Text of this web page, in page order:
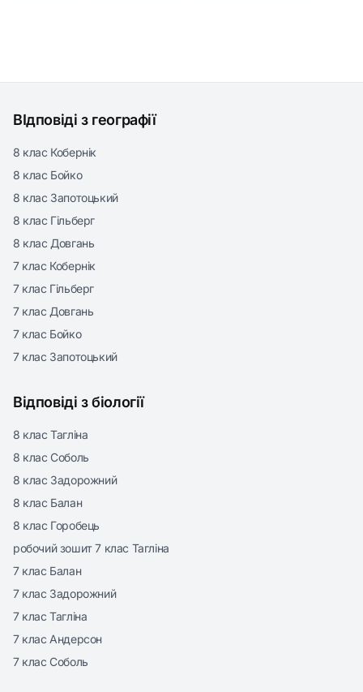
ВІдповіді з географії
8 клас Кобернік
8 клас Бойко
8 клас Запотоцький
8 клас Гільберг
8 клас Довгань
7 клас Кобернік
7 клас Гільберг
7 клас Довгань
7 клас Бойко
7 клас Запотоцький
Відповіді з біології
8 клас Тагліна
8 клас Соболь
8 клас Задорожний
8 клас Балан
8 клас Горобець
робочий зошит 7 клас Тагліна
7 клас Балан
7 клас Задорожний
7 клас Тагліна
7 клас Андерсон
7 клас Соболь